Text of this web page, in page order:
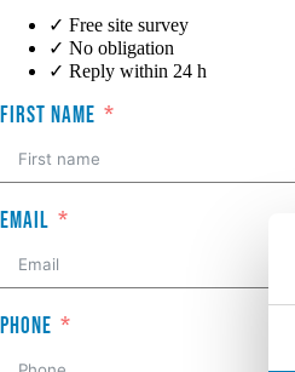
✓ Free site survey
✓ No obligation
✓ Reply within 24 h
First name
Email
Phone